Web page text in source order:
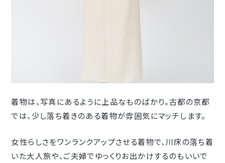
着物は、写真にあるように上品なものばかり。古都の京都
では、少し落ち着きのある着物が雰囲気にマッチします。
女性らしさをワンランクアップさせる着物で、川床の落ち着
いた大人旅や、ご夫婦でゆっくりお出かけするのもいいで